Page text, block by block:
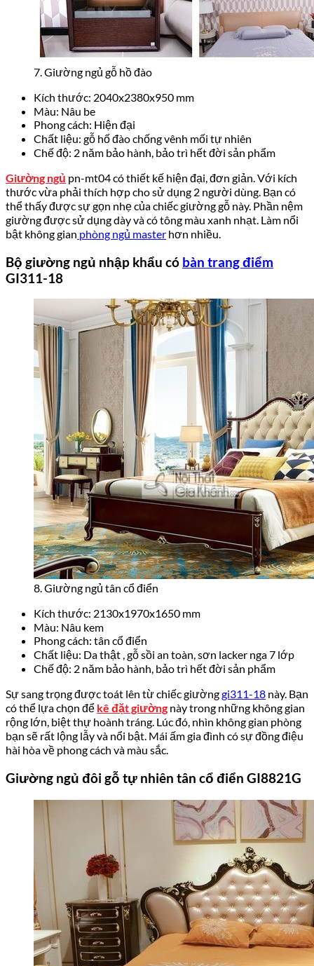
7. Giường ngủ gỗ hồ đào
Kích thước: 2040x2380x950 mm
Màu: Nâu be
Phong cách: Hiện đại
Chất liệu: gỗ hố đào chống vênh mối tự nhiên
Chế độ: 2 năm bảo hành, bảo trì hết đời sản phẩm
Giường ngủ pn-mt04 có thiết kế hiện đại, đơn giản. Với kích
thước vừa phải thích hợp cho sử dụng 2 người dùng. Bạn có
thể thấy được sự gọn nhẹ của chiếc giường gỗ này. Phần nệm
giường được sử dụng dày và có tông màu xanh nhạt. Làm nổi
bật không gian phòng ngủ master hơn nhiều.
Bộ giường ngủ nhập khẩu có bàn trang điểm
GI311-18
8. Giường ngủ tân cổ điển
Kích thước: 2130x1970x1650 mm
Màu: Nâu kem
Phong cách: tân cổ điển
Chất liệu: Da thật , gỗ sồi an toàn, sơn lacker nga 7 lớp
Chế độ: 2 năm bảo hành, bảo trì hết đời sản phẩm
Sự sang trọng được toát lên từ chiếc giườnggi311-18 này. Bạn
có thể lựa chọn để kê đặt giường này trong những không gian
rộng lớn, biệt thự hoành tráng. Lúc đó, nhìn không gian phòng
bạn sẽ rất lộng lẫy và nổi bật. Mái ấm gia đình có sự đồng điệu
hài hòa về phong cách và màu sắc.
Giường ngủ đôi gỗ tự nhiên tân cổ điển GI8821G